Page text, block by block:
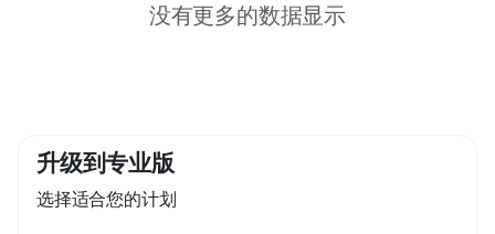
没有更多的数据显示
升级到专业版
选择适合您的计划